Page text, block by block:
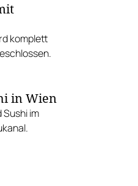
komplett
in Wien
im